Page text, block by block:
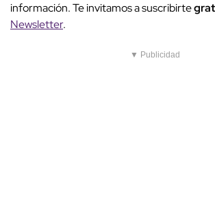
información. Te invitamos a suscribirte
Newsletter.
▼ Publicidad